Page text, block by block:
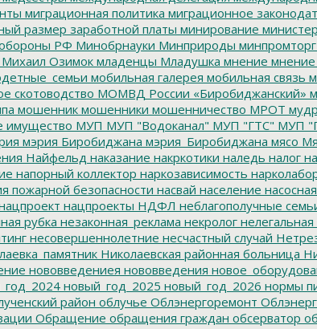
миграционная политика миграционное
размер заработной платы минирование
РФ Минобрнауки Минприроды минпромторг
Михаил Озимок младенцы Младушка мнение
мобильная галерея мобильная связь
скотоводство МОМВД России «Биробиджанский»
мошенник мошенники мошенничество МРОТ
имущество МУП МУП "Водоканал" МУП "ГТС" МУП
мэрия Биробиджана мэрия_Биробиджана мясо
Найфельд наказание накркотики наледь налог
напорный коллектор наркозависимость
пожарной безопасности насвай население
нацпроекты НДФЛ неблагополучные
рубка незаконная_реклама некролог нелегальная
несовершеннолетние несчастный случай
Николаевская районная больница
нововведениея нововведения
новый_год_2025 новый_год_2026 нормы
район облучье Облэнергоремонт
Обращение обращения граждан обсерватор